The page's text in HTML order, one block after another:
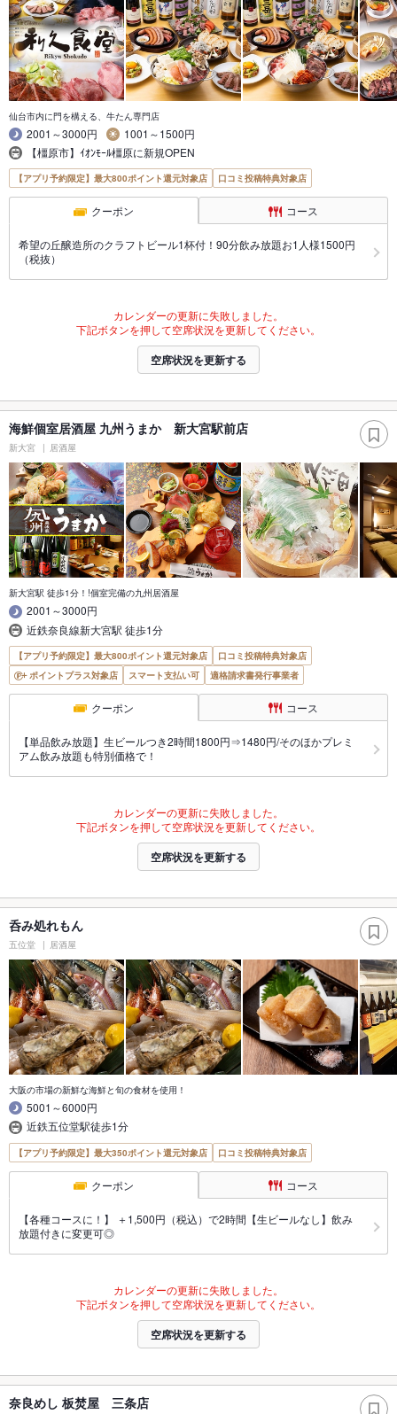
仙台市内に門を構える、牛たん専門店
2001～3000円
1001～1500円
【橿原市】ｲｵﾝﾓｰﾙ橿原に新規OPEN
【アプリ予約限定】最大800ポイント還元対象店 口コミ投稿特典対象店
クーポン コース
希望の丘醸造所のクラフトビール1杯付！90分飲み放題お1人様1500円
（税抜）
カレンダーの更新に失敗しました。
下記ボタンを押して空席状況を更新してください。
空席状況を更新する
海鮮個室居酒屋 九州うまか 新大宮駅前店
新大宮 居酒屋
新大宮駅 徒歩1分！!個室完備の九州居酒屋
2001～3000円
近鉄奈良線新大宮駅 徒歩1分
【アプリ予約限定】最大800ポイント還元対象店
口コミ投稿特典対象店
ポイントプラス対象店
スマート支払い可 適格請求書発行事業者
クーポン コース
【単品飲み放題】生ビールつき2時間1800円⇒1480円/そのほかプレミ
アム飲み放題も特別価格で！
カレンダーの更新に失敗しました。
下記ボタンを押して空席状況を更新してください。
空席状況を更新する
呑み処れもん
五位堂 居酒屋
大阪の市場の新鮮な海鮮と旬の食材を使用！
5001～6000円
近鉄五位堂駅徒歩1分
【アプリ予約限定】最大350ポイント還元対象店 口コミ投稿特典対象店
クーポン コース
【各種コースに！】 ＋1,500円（税込）で2時間【生ビールなし】飲み
放題付きに変更可◎
カレンダーの更新に失敗しました。
下記ボタンを押して空席状況を更新してください。
空席状況を更新する
奈良めし 板焚屋 三条店